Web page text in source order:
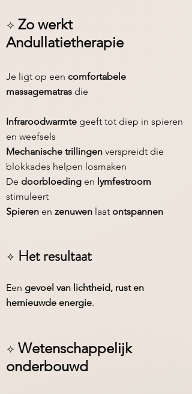
✧ Zo werkt
Andullatietherapie
Je ligt op een comfortabele
massagematras die
Infraroodwarmte geeft tot diep in spieren
en weefsels
Mechanische trillingen verspreidt die
blokkades helpen losmaken
De doorbloeding en lymfestroom
stimuleert
Spieren en zenuwen laat ontspannen
✧ Het resultaat
Een gevoel van lichtheid, rust en
hernieuwde energie.
✧ Wetenschappelijk
onderbouwd